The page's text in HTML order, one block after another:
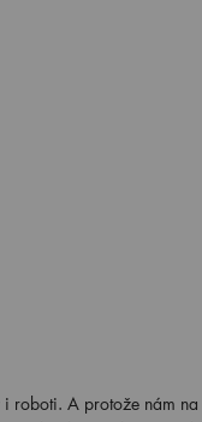
roboti. A protože nám